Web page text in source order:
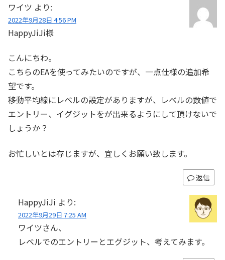
ワイツ より:
2022年9月28日 4:56 PM
HappyJiJi様
こんにちわ。
こちらのEAを使ってみたいのですが、一点仕様の追加希
望です。
移動平均線にレベルの設定がありますが、レベルの数値で
エントリー、イグジットをが出来るようにして頂けないで
しょうか？
お忙しいとは存じますが、宜しくお願い致します。
返信
HappyJiJi より:
2022年9月29日 7:25 AM
ワイツさん、
レベルでのエントリーとエグジット、考えてみます。